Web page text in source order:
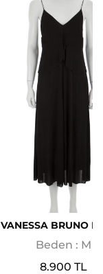
VANESSA BRUNO
Beden : M
8.900 TL